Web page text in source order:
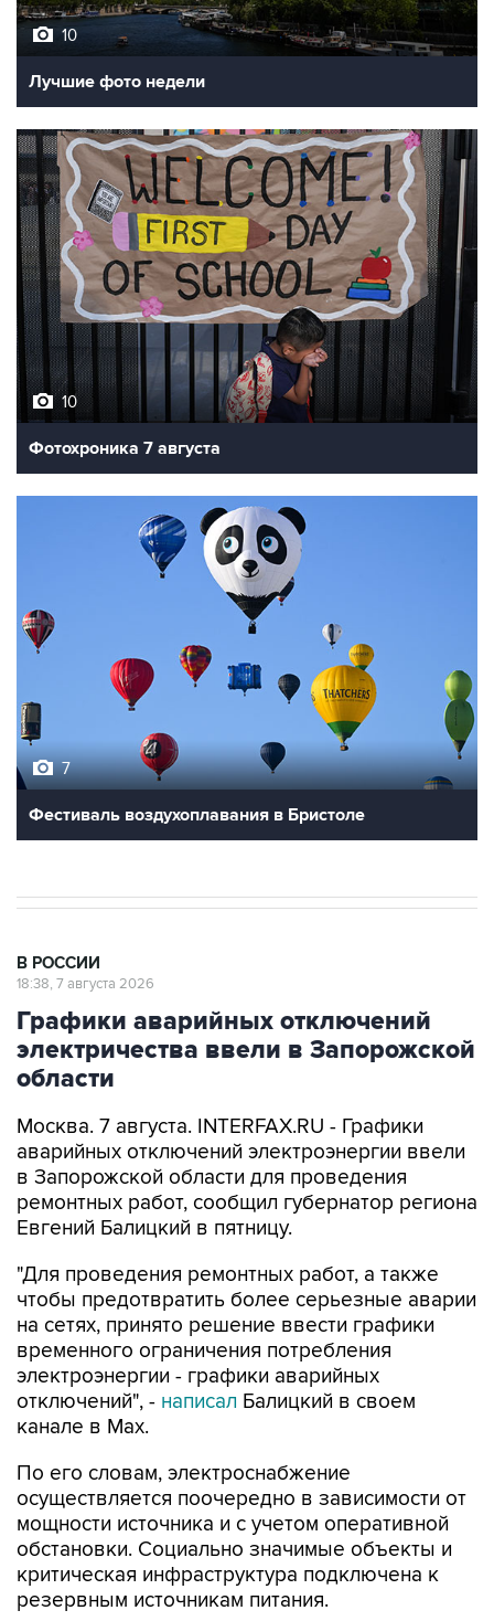
10
Лучшие фото недели
10
Фотохроника 7 августа
7
Фестиваль воздухоплавания в Бристоле
В РОССИИ
18:38, 7 августа 2026
Графики аварийных отключений
электричества ввели в Запорожской
области
Москва. 7 августа. INTERFAX.RU - Графики
аварийных отключений электроэнергии ввели
в Запорожской области для проведения
ремонтных работ, сообщил губернатор региона
Евгений Балицкий в пятницу.
"Для проведения ремонтных работ, а также
чтобы предотвратить более серьезные аварии
на сетях, принято решение ввести графики
временного ограничения потребления
электроэнергии - графики аварийных
отключений", - написал Балицкий в своем
канале в Max.
По его словам, электроснабжение
осуществляется поочередно в зависимости от
мощности источника и с учетом оперативной
обстановки. Социально значимые объекты и
критическая инфраструктура подключена к
резервным источникам питания.